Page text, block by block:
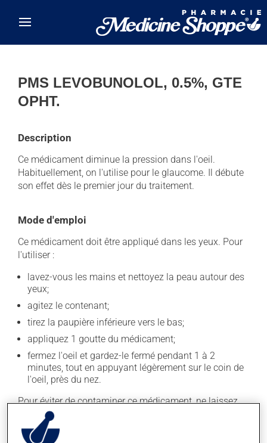
PMS LEVOBUNOLOL, 0.5%, GTE
OPHT.
Description
Ce médicament diminue la pression dans l'oeil.
Habituellement, on l'utilise pour le glaucome. Il débute
son effet dès le premier jour du traitement.
Mode d'emploi
Ce médicament doit être appliqué dans les yeux. Pour
l'utiliser :
lavez-vous les mains et nettoyez la peau autour des
yeux;
agitez le contenant;
tirez la paupière inférieure vers le bas;
appliquez 1 goutte du médicament;
fermez l'oeil et gardez-le fermé pendant 1 à 2
minutes, tout en appuyant légèrement sur le coin de
l'oeil, près du nez.
Pour éviter de contaminer ce médicament, ne laissez
pas l'extrémité de l'applicateur toucher à vos doigts ou
à vos paupières. Prenez soin de bien refermer le
contenant après chaque utilisation.